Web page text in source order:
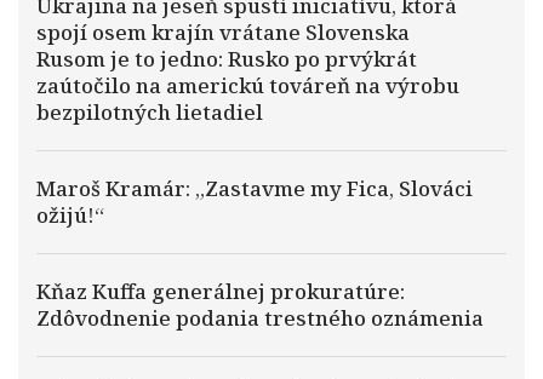
spojí osem krajín vrátane Slovenska
Rusom je to jedno: Rusko po prvýkrát
zaútočilo na americkú továreň na výrobu
bezpilotných lietadiel
Maroš Kramár: „Zastavme my Fica, Slováci
ožijú!“
Kňaz Kuffa generálnej prokuratúre:
Zdôvodnenie podania trestného oznámenia